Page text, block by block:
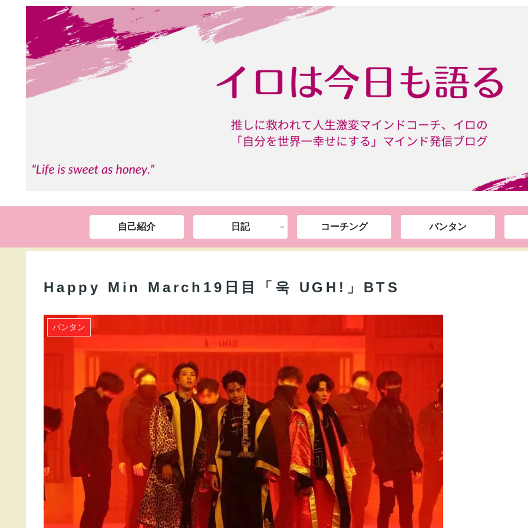
自己紹介 日記 コーチング バンタン
Happy Min March19日目「욱 UGH!」BTS
バンタン